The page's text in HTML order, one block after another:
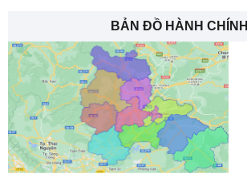
BẢN ĐỒ HÀNH CHÍNH